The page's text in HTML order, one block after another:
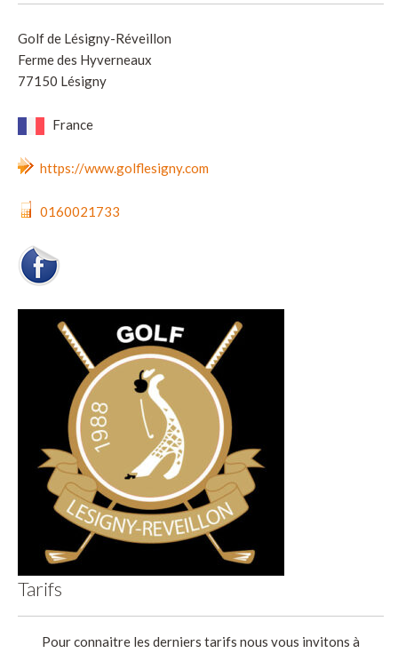
Golf de Lésigny-Réveillon
Ferme des Hyverneaux
77150 Lésigny
France
https://www.golflesigny.com
0160021733
Tarifs
Pour connaitre les derniers tarifs nous vous invitons à